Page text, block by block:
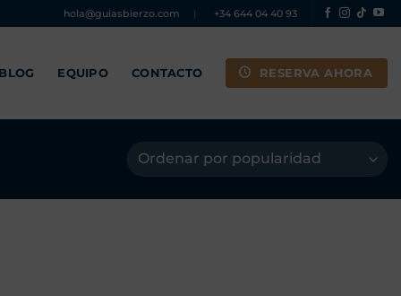
hola@guiasbierzo.com | +34 644 04 40 93
EQUIPO CONTACTO RESERVA AHORA